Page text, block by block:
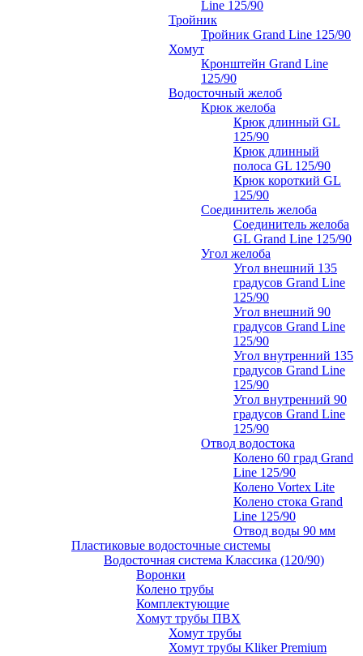
Line 125/90
Тройник
Тройник Grand Line 125/90
Хомут
Кронштейн Grand Line
125/90
Водосточный желоб
Крюк желоба
Крюк длинный GL
125/90
Крюк длинный
полоса GL 125/90
Крюк короткий GL
125/90
Соединитель желоба
Соединитель желоба
GL Grand Line 125/90
Угол желоба
Угол внешний 135
градусов Grand Line
125/90
Угол внешний 90
градусов Grand Line
125/90
Угол внутренний 135
градусов Grand Line
125/90
Угол внутренний 90
градусов Grand Line
125/90
Отвод водостока
Колено 60 град Grand
Line 125/90
Колено Vortex Lite
Колено стока Grand
Line 125/90
Отвод воды 90 мм
Пластиковые водосточные системы
Водосточная система Классика (120/90)
Воронки
Колено трубы
Комплектующие
Хомут трубы ПВХ
Хомут трубы
Хомут трубы Kliker Premium